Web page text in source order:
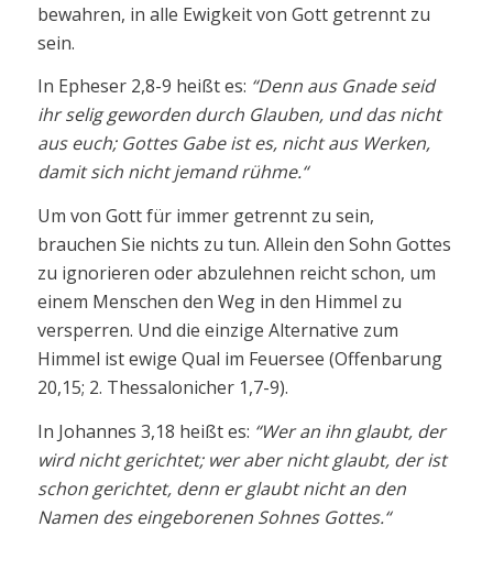
bewahren, in alle Ewigkeit von Gott getrennt zu
sein.
In Epheser 2,8-9 heißt es: “Denn aus Gnade seid
ihr selig geworden durch Glauben, und das nicht
aus euch; Gottes Gabe ist es, nicht aus Werken,
damit sich nicht jemand rühme.“
Um von Gott für immer getrennt zu sein,
brauchen Sie nichts zu tun. Allein den Sohn Gottes
zu ignorieren oder abzulehnen reicht schon, um
einem Menschen den Weg in den Himmel zu
versperren. Und die einzige Alternative zum
Himmel ist ewige Qual im Feuersee (Offenbarung
20,15; 2. Thessalonicher 1,7-9).
In Johannes 3,18 heißt es: “Wer an ihn glaubt, der
wird nicht gerichtet; wer aber nicht glaubt, der ist
schon gerichtet, denn er glaubt nicht an den
Namen des eingeborenen Sohnes Gottes.“